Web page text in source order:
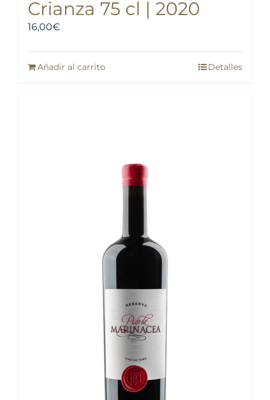
Crianza 75 cl | 2020
16,00€
Añadir al carrito Detalles